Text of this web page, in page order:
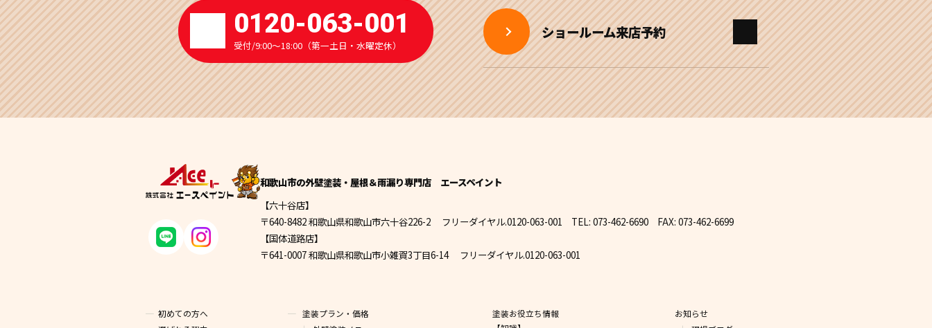
0120-063-001
受付/9:00～18:00（第一土日・水曜定休）
ショールーム来店予約
和歌山市の外壁塗装・屋根＆雨漏り専門店 エースペイント
【六十谷店】
〒640-8482 和歌山県和歌山市六十谷226-2 フリーダイヤル.0120-063-001 TEL: 073-462-6690 FAX: 073-462-6699
【国体道路店】
〒641-0007 和歌山県和歌山市小雑賀3丁目6-14 フリーダイヤル.0120-063-001
初めての方へ
塗装プラン・価格
塗装お役立ち情報
お知らせ